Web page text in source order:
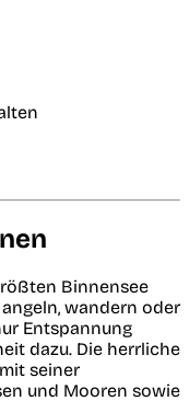
Binnensee
wandern oder
Entspannung
dazu. Die herrliche
seiner
und Mooren sowie